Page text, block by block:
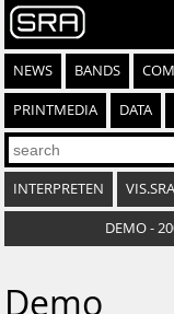
NEWS BANDS
PRINTMEDIA DATA
INTERPRETEN
DEMO -
Demo